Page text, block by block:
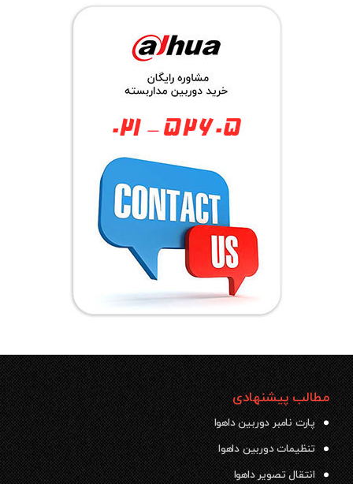
مطالب پیشنهادی
پارت نامبر دوربین داهوا
تنظیمات دوربین داهوا
انتقال تصویر داهوا